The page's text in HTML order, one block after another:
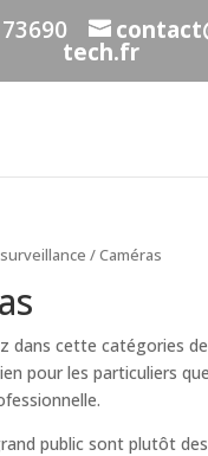
tech.fr
/ Caméras
dans cette catégories
pour les particuliers
public sont plutôt